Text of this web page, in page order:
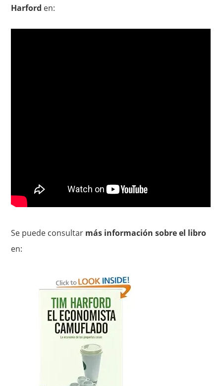
Harford en:
Se puede consultar más información sobre el libro
en: